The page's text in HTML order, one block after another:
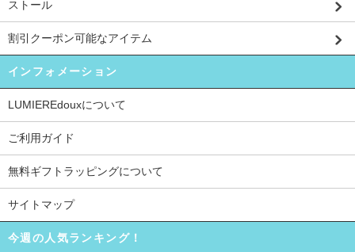
ストール
割引クーポン可能なアイテム
インフォメーション
LUMIEREdouxについて
ご利用ガイド
無料ギフトラッピングについて
サイトマップ
今週の人気ランキング！